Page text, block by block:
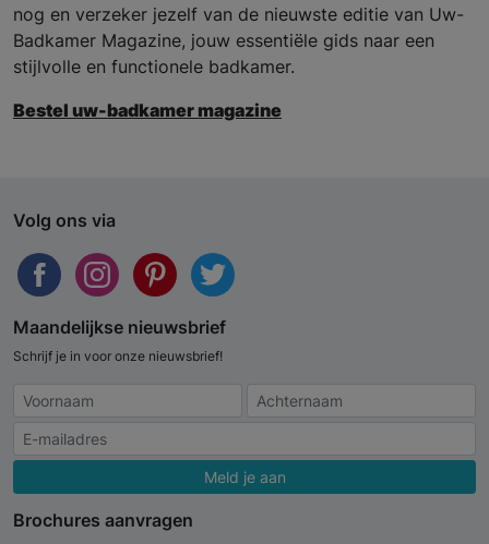
nog en verzeker jezelf van de nieuwste editie van Uw-
Badkamer Magazine, jouw essentiële gids naar een
stijlvolle en functionele badkamer.
Bestel uw-badkamer magazine
Volg ons via
Maandelijkse nieuwsbrief
Schrijf je in voor onze nieuwsbrief!
Meld je aan
Brochures aanvragen